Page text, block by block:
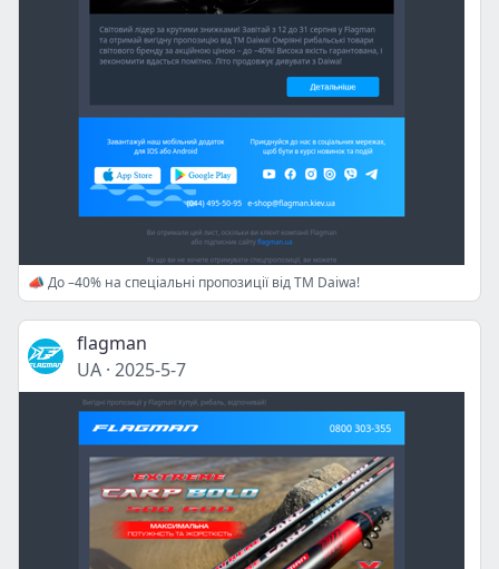
📣 До –40% на спеціальні пропозиції від ТМ Daiwa!
flagman
UA · 2025-5-7